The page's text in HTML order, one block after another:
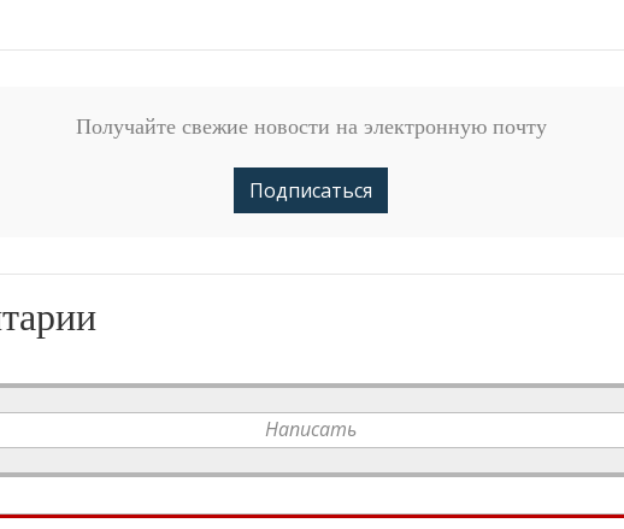
Получайте свежие новости на электронную почту
Подписаться
Написать